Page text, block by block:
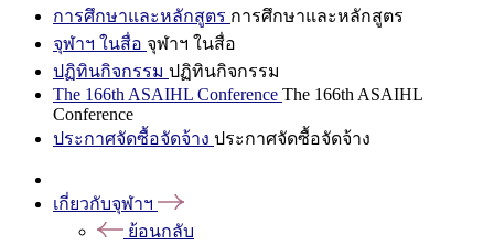
การศึกษาและหลักสูตร การศึกษาและหลักสูตร
จุฬาฯ ในสื่อ จุฬาฯ ในสื่อ
ปฏิทินกิจกรรม ปฏิทินกิจกรรม
The 166th ASAIHL Conference The 166th ASAIHL
Conference
ประกาศจัดซื้อจัดจ้าง ประกาศจัดซื้อจัดจ้าง
เกี่ยวกับจุฬาฯ
ย้อนกลับ